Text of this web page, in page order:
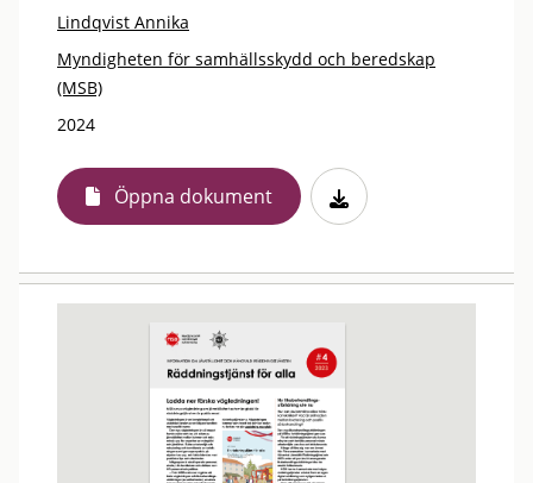
Lindqvist Annika
Myndigheten för samhällsskydd och beredskap
(MSB)
2024
Öppna dokument